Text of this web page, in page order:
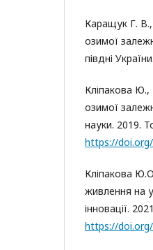
Каращук Г. В.,
озимої
півдні
Кліпакова Ю.,
озимої
науки. 2019.
https://
Кліпакова
живлення на
інновації.
https://doi.org/